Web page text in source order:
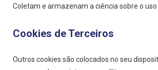
Coletam e armazenam a ciência sobre o uso
Cookies de Terceiros
Outros cookies são colocados no seu